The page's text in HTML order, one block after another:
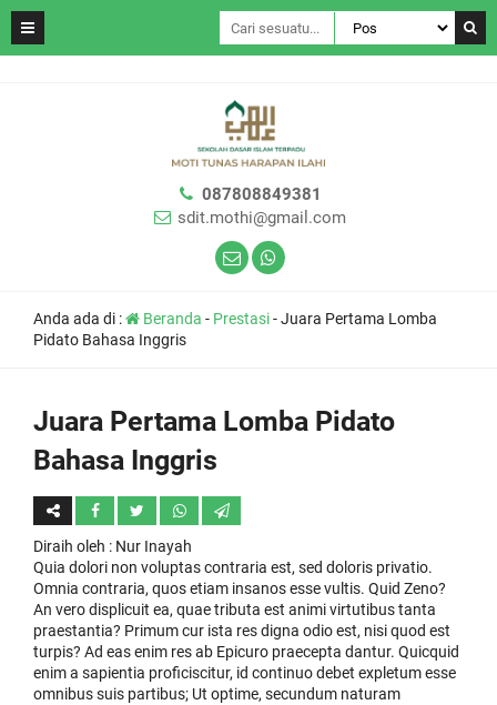
087808849381
sdit.mothi@gmail.com
Anda ada di : Beranda - Prestasi-Juara Pertama Lomba
Pidato Bahasa Inggris
Juara Pertama Lomba Pidato
Bahasa Inggris
Diraih oleh : Nur Inayah
Quia dolori non voluptas contraria est, sed doloris privatio.
Omnia contraria, quos etiam insanos esse vultis. Quid Zeno?
An vero displicuit ea, quae tributa est animi virtutibus tanta
praestantia? Primum cur ista res digna odio est, nisi quod est
turpis? Ad eas enim res ab Epicuro praecepta dantur. Quicquid
enim a sapientia proficiscitur, id continuo debet expletum esse
omnibus suis partibus; Ut optime, secundum naturam